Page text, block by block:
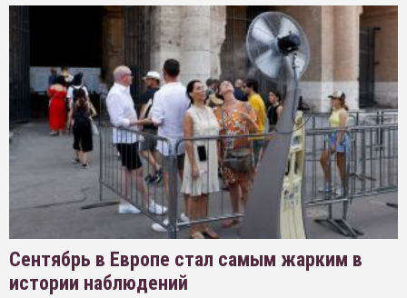
Сентябрь в Европе стал самым жарким в
истории наблюдений